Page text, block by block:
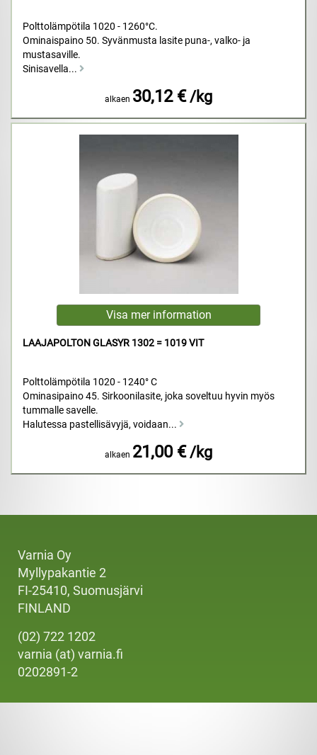
Polttolämpötila 1020 - 1260°C.
Ominaispaino 50. Syvänmusta lasite puna-, valko- ja
mustasaville.
Sinisavella...
alkaen 30,12 € /kg
LAAJAPOLTON GLASYR 1302 = 1019 VIT
Polttolämpötila 1020 - 1240° C
Ominasipaino 45. Sirkoonilasite, joka soveltuu hyvin myös
tummalle savelle.
Halutessa pastellisävyjä, voidaan...
alkaen 21,00 € /kg
Varnia Oy
Myllypakantie 2
FI-25410, Suomusjärvi
FINLAND
(02) 722 1202
varnia (at) varnia.fi
0202891-2